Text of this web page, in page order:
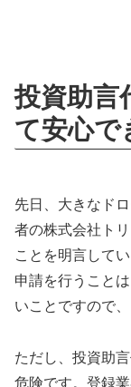
投資助言
て安心で
先日、大きなド
者の株式会社ト
ことを明言して
申請を行うこと
いことですので
ただし、投資助
危険です。登録